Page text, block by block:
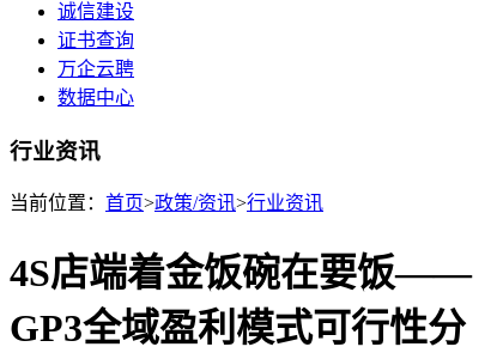
诚信建设
证书查询
万企云聘
数据中心
行业资讯
当前位置： 首页>政策/资讯>行业资讯
4S店端着金饭碗在要饭——
GP3全域盈利模式可行性分